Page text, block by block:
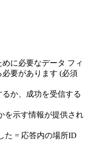
に必要なデータ フィ
要があります (必須
か、成功を受信する
を示す情報が提供され
た = 応答内の場所ID